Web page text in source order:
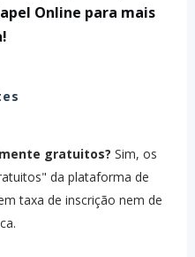
Online para mais
gratuitos? Sim, os
da plataforma de
taxa de inscrição nem de